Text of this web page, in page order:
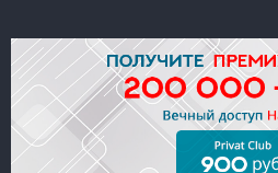
о
р
т
е
а
ч
л
а